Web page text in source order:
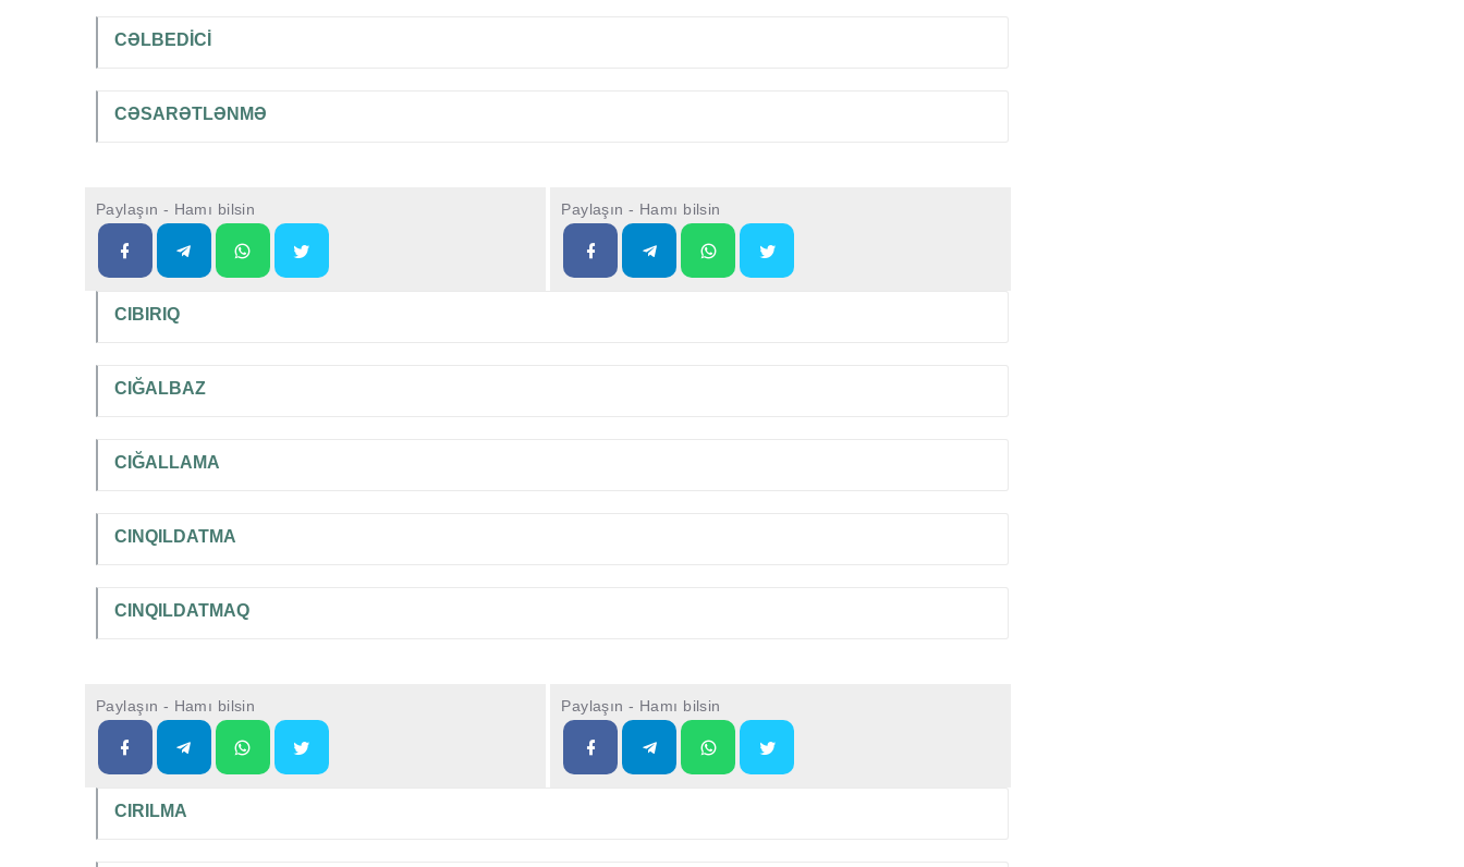
CƏLBEDİCİ
CƏSARƏTLƏNMƏ
Paylaşın - Hamı bilsin Paylaşın - Hamı bilsin
CIBIRIQ
CIĞALBAZ
CIĞALLAMA
CINQILDATMA
CINQILDATMAQ
Paylaşın - Hamı bilsin Paylaşın - Hamı bilsin
CIRILMA